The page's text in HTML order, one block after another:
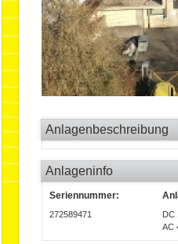
Anlagenbeschreibung
Anlageninfo
Seriennummer:
272589471
DC
AC